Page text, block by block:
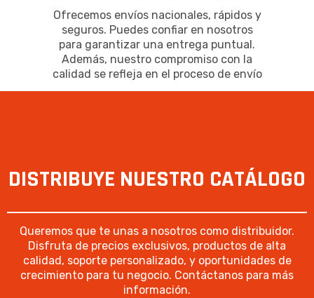
Ofrecemos envíos nacionales, rápidos y
seguros. Puedes confiar en nosotros
para garantizar una entrega puntual.
Además, nuestro compromiso con la
calidad se refleja en el proceso de envío
DISTRIBUYE NUESTRO CATÁLOGO
Queremos que te unas a nosotros como distribuidor.
Disfruta de precios exclusivos, productos de alta
calidad, soporte personalizado, y oportunidades de
crecimiento para tu negocio. Contáctanos para más
información.